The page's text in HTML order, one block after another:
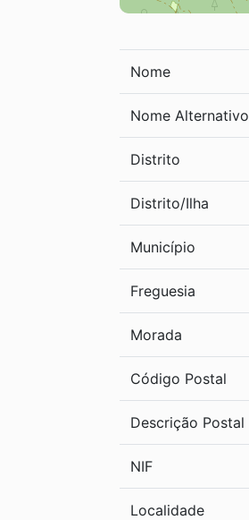
Nome
Nome Alternativo
Distrito
Distrito/Ilha
Município
Freguesia
Morada
Código Postal
Descrição Postal
NIF
Localidade